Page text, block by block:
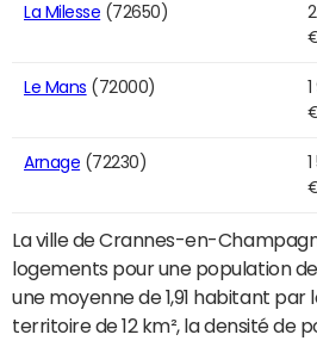
La Milesse (72650)
Le Mans (72000)
Arnage (72230)
La ville de Crannes-en-
logements pour une population de
une moyenne de 1,91 habitant par
territoire de 12 km², la densité de